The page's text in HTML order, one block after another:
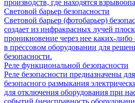
производств, где находятся
Световой барьер безопасности
Световой барьер (фотобарьер)
создает из инфракрасных лучей
проникновение через нее каких-
в прессовом оборудовании для
безопасности.
Реле функциональной безопасности
Реле безопасности предназначены
безопасного размыкания
для отключения оборудования при